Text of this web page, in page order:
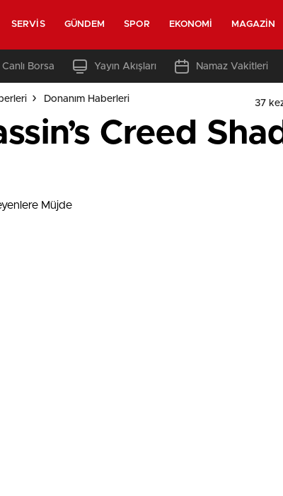
SERVIS GÜNDEM SPOR EKONOMI MAGAZIN
Canlı Borsa Yayın Akışları Namaz Vakitleri
Donanım Haberleri 37
Creed